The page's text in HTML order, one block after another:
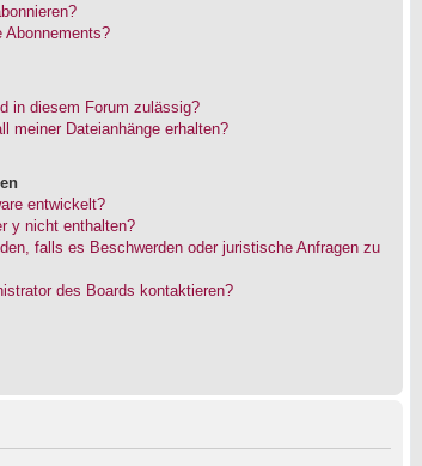
Abonnements?
in diesem Forum zulässig?
meiner Dateianhänge erhalten?
entwickelt?
y nicht enthalten?
falls es Beschwerden oder juristische Anfragen zu
des Boards kontaktieren?